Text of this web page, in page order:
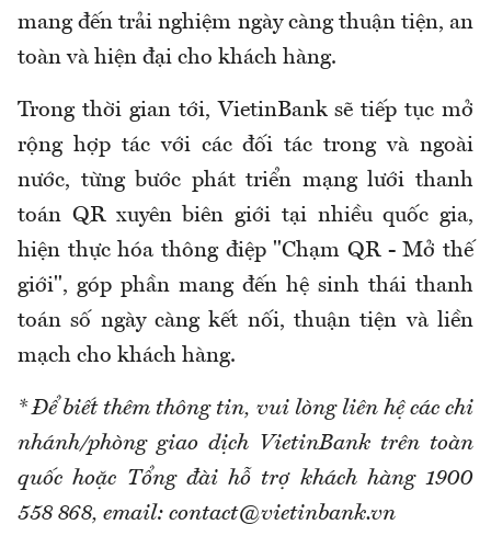
mang đến trải nghiệm ngày càng thuận tiện, an
toàn và hiện đại cho khách hàng.
Trong thời gian tới, VietinBank sẽ tiếp tục mở
rộng hợp tác với các đối tác trong và ngoài
nước, từng bước phát triển mạng lưới thanh
toán QR xuyên biên giới tại nhiều quốc gia,
hiện thực hóa thông điệp "Chạm QR - Mở thế
giới", góp phần mang đến hệ sinh thái thanh
toán số ngày càng kết nối, thuận tiện và liền
mạch cho khách hàng.
* Để biết thêm thông tin, vui lòng liên hệ các chi
nhánh/phòng giao dịch VietinBank trên toàn
quốc hoặc Tổng đài hỗ trợ khách hàng 1900
558 868, email: contact@vietinbank.vn